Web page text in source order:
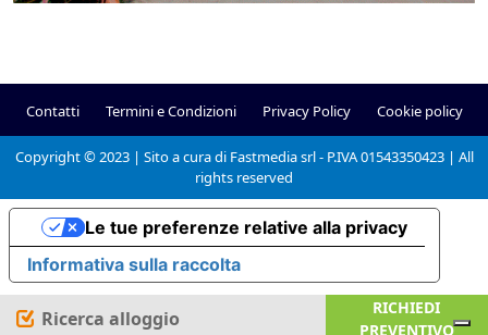
Contatti Termini e Condizioni Privacy Policy Cookie policy
Copyright © 2023 | Sito a cura di Fastmedia srl - P.IVA 01543350423 | All
rights reserved
Ricerca alloggio
RICHIEDI
PREVENTIVO
Informativa sulla raccolta
Le tue preferenze relative alla privacy